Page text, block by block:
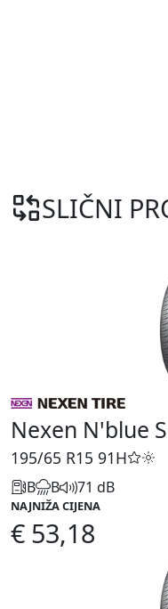
SLIČNI
Nexen N'blue S
195/65 R15 91H
B B 71 dB
NAJNIŽA CIJENA
€ 53,18